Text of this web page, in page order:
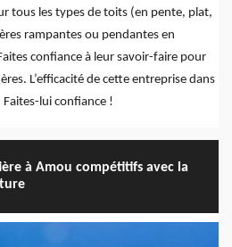
tous les types de toits (en pente, plat,
rampantes ou pendantes en
confiance à leur savoir-faire pour
L’efficacité de cette entreprise dans
lui confiance !
à Amou compétitifs avec la